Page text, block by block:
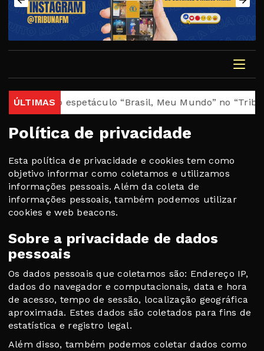
ÚLTIMAS
e o espetáculo “Brasil, Meu Mundo” no “Tribuna
Política de privacidade
Esta política de privacidade e cookies tem como
objetivo informar como coletamos e utilizamos
informações pessoais. Além da coleta de
informações pessoais, também podemos utilizar
cookies e web beacons.
Sobre a privacidade de dados
pessoais
Os dados pessoais que coletamos são: Endereço IP,
dados do navegador e computacionais, data e hora
de acesso, tempo de sessão, localização geográfica
aproximada. Estes dados são coletados para fins de
estatística e registro legal.
Além disso, também podemos coletar dados como